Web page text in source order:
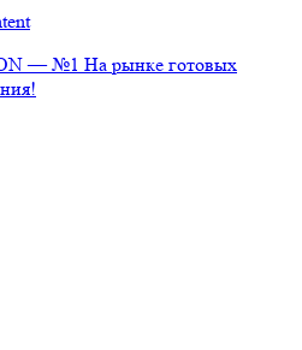
— №1 На рынке готовых